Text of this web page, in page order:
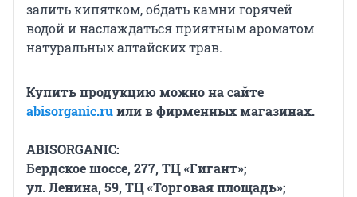
залить кипятком, обдать камни горячей
водой и наслаждаться приятным ароматом
натуральных алтайских трав.
Купить продукцию можно на сайте
abisorganic.ruили в фирменных магазинах.
ABISORGANIC:
Бердское шоссе, 277, ТЦ «Гигант»;
ул. Ленина, 59, ТЦ «Торговая площадь»;